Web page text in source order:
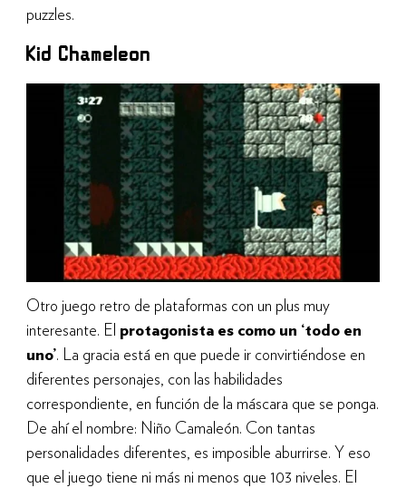
puzzles.
Kid Chameleon
Otro juego retro de plataformas con un plus muy
interesante. El protagonista es como un ‘todo en
uno’. La gracia está en que puede ir convirtiéndose en
diferentes personajes, con las habilidades
correspondiente, en función de la máscara que se ponga.
De ahí el nombre: Niño Camaleón. Con tantas
personalidades diferentes, es imposible aburrirse. Y eso
que el juego tiene ni más ni menos que 103 niveles. El